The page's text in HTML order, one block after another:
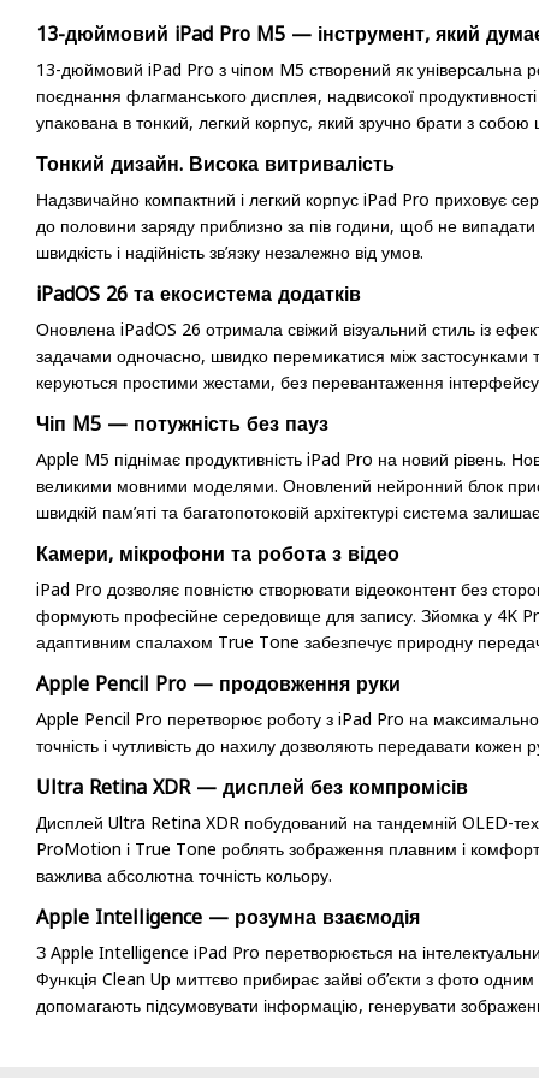
13-дюймовий iPad Pro M5 — інструмент, який
13-дюймовий iPad Pro з чіпом M5 створений як універсальна
поєднання флагманського дисплея, надвисокої
упакована в тонкий, легкий корпус, який зручно брати з
Тонкий дизайн. Висока витривалість
Надзвичайно компактний і легкий корпус iPad Pro приховує
до половини заряду приблизно за пів години, щоб не
швидкість і надійність зв’язку незалежно від умов.
iPadOS 26 та екосистема додатків
Оновлена iPadOS 26 отримала свіжий візуальний стиль із
задачами одночасно, швидко перемикатися між застосунками
керуються простими жестами, без перевантаження
Чіп M5 — потужність без пауз
Apple M5 піднімає продуктивність iPad Pro на новий рівень.
великими мовними моделями. Оновлений нейронний блок
швидкій пам’яті та багатопотоковій архітектурі система
Камери, мікрофони та робота з відео
iPad Pro дозволяє повністю створювати відеоконтент без
формують професійне середовище для запису. Зйомка у 4K
адаптивним спалахом True Tone забезпечує природну
Apple Pencil Pro — продовження руки
Apple Pencil Pro перетворює роботу з iPad Pro на
точність і чутливість до нахилу дозволяють передавати
Ultra Retina XDR — дисплей без компромісів
Дисплей Ultra Retina XDR побудований на тандемній OLED-
ProMotion і True Tone роблять зображення плавним і
важлива абсолютна точність кольору.
Apple Intelligence — розумна взаємодія
З Apple Intelligence iPad Pro перетворюється на
Функція Clean Up миттєво прибирає зайві об’єкти з фото
допомагають підсумовувати інформацію, генерувати